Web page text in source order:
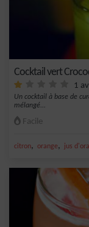
Cocktail vert
1
Un cocktail à base de
mélangé...
Facile
citron, orange, jus